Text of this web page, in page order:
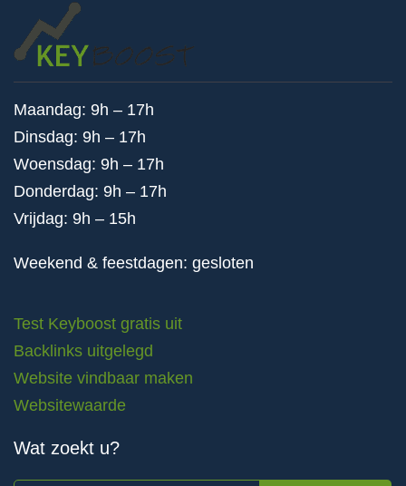
Maandag: 9h – 17h
Dinsdag: 9h – 17h
Woensdag: 9h – 17h
Donderdag: 9h – 17h
Vrijdag: 9h – 15h
Weekend & feestdagen: gesloten
Test Keyboost gratis uit
Backlinks uitgelegd
Website vindbaar maken
Websitewaarde
Wat zoekt u?